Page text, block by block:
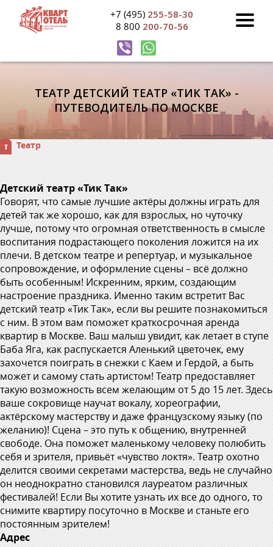
+7 (495) 255-58-30
8 800 200-70-56
ТЕАТР ДЕТСКИЙ ТЕАТР «ТИК ТАК» -
ПУТЕВОДИТЕЛЬ ПО МОСКВЕ
Театр
Детский театр «Тик Так»
Говорят, что самые лучшие актёры должны играть для
детей так же хорошо, как для взрослых, но чуточку
лучше, потому что огромная ответственность в смысле
воспитания подрастающего поколения ложится на их
плечи. В детском театре и репертуар, и музыкальное
сопровождение, и оформление сцены – всё должно
быть особенным! Искренним, ярким, создающим
настроение праздника. Именно таким встретит Вас
детский театр «Тик Так», если вы решите познакомиться
с ним. В этом вам поможет краткосрочная аренда
квартир в Москве. Ваш малыш увидит, как летает в ступе
Баба Яга, как распускается Аленький цветочек, ему
захочется поиграть в снежки с Каем и Гердой, а быть
может и самому стать артистом! Театр предоставляет
такую возможность всем желающим от 5 до 15 лет. Здесь
ваше сокровище научат вокалу, хореографии,
актёрскому мастерству и даже французскому языку (по
желанию)! Сцена – это путь к общению, внутренней
свободе. Она поможет маленькому человеку полюбить
себя и зрителя, привьёт «чувство локтя». Театр охотно
делится своими секретами мастерства, ведь не случайно
он неоднократно становился лауреатом различных
фестивалей! Если Вы хотите узнать их все до одного, то
снимите квартиру посуточно в Москве и станьте его
постоянным зрителем!
Адрес